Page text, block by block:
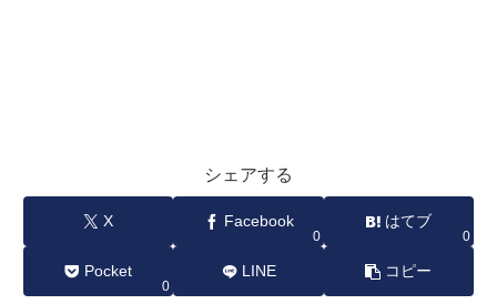
シェアする
X Facebook
0
はてブ
0
Pocket
0
LINE コピー